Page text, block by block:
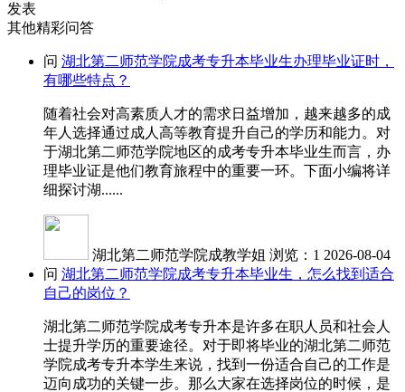
发表
其他精彩问答
问 湖北第二师范学院成考专升本毕业生办理毕业证时，
有哪些特点？
随着社会对高素质人才的需求日益增加，越来越多的成
年人选择通过成人高等教育提升自己的学历和能力。对
于湖北第二师范学院地区的成考专升本毕业生而言，办
理毕业证是他们教育旅程中的重要一环。下面小编将详
细探讨湖......
湖北第二师范学院成教学姐 浏览：1 2026-08-04
问 湖北第二师范学院成考专升本毕业生，怎么找到适合
自己的岗位？
湖北第二师范学院成考专升本是许多在职人员和社会人
士提升学历的重要途径。对于即将毕业的湖北第二师范
学院成考专升本学生来说，找到一份适合自己的工作是
迈向成功的关键一步。那么大家在选择岗位的时候，是